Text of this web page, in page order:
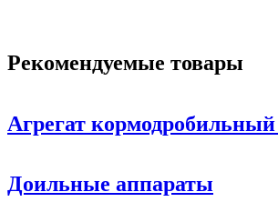
Рекомендуемые товары
Агрегат
Доильные аппараты